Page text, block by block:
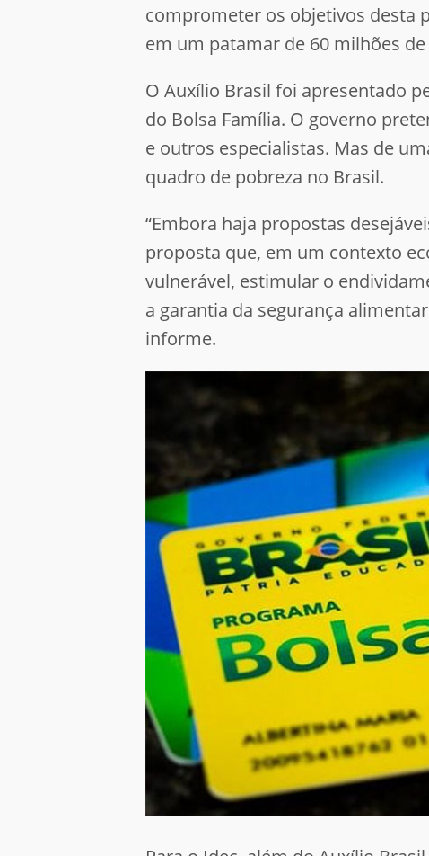
comprometer os objetivos desta
em um patamar de 60 milhões de
O Auxílio Brasil foi apresentado
do Bolsa Família. O governo
e outros especialistas. Mas de
quadro de pobreza no Brasil.
“Embora haja propostas
proposta que, em um contexto
vulnerável, estimular o
a garantia da segurança
informe.